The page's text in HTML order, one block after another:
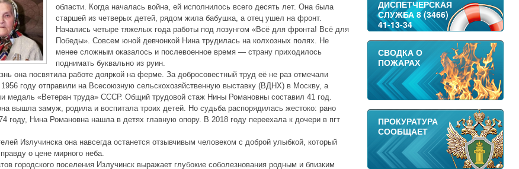
области. Когда началась война, ей исполнилось всего десять лет. Она была
старшей из четверых детей, рядом жила бабушка, а отец ушел на фронт.
Начались четыре тяжелых года работы под лозунгом «Всё для фронта! Всё для
Победы». Совсем юной девчонкой Нина трудилась на колхозных полях. Не
менее сложным оказалось и послевоенное время — страну приходилось
поднимать буквально из руин.
она посвятила работе дояркой на ферме. За добросовестный труд её не раз отмечали
году отправили на Всесоюзную сельскохозяйственную выставку (ВДНХ) в Москву, а
медаль «Ветеран труда» СССР. Общий трудовой стаж Нины Романовны составил 41 год.
вышла замуж, родила и воспитала троих детей. Но судьба распорядилась жестоко: рано
году, Нина Романовна нашла в детях главную опору. В 2018 году переехала к дочери в пгт
Излучинска она навсегда останется отзывчивым человеком с доброй улыбкой, который
о цене мирного неба.
городского поселения Излучинск выражает глубокие соболезнования родным и близким
ДИСПЕТЧЕРСКАЯ
СЛУЖБА 8 (3466)
41-13-34
СВОДКА О
ПОЖАРАХ
ПРОКУРАТУРА
СООБЩАЕТ